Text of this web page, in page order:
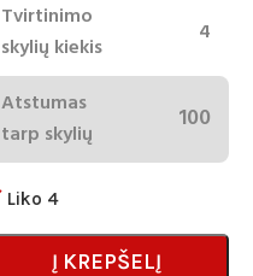
Tvirtinimo
skylių kiekis
4
Atstumas
tarp skylių
100
Liko 4
Į KREPŠELĮ